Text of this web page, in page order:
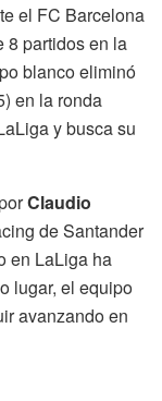
el FC Barcelona
8 partidos en la
blanco eliminó
en la ronda
y busca su
Claudio
de Santander
en LaLiga ha
lugar, el equipo
avanzando en